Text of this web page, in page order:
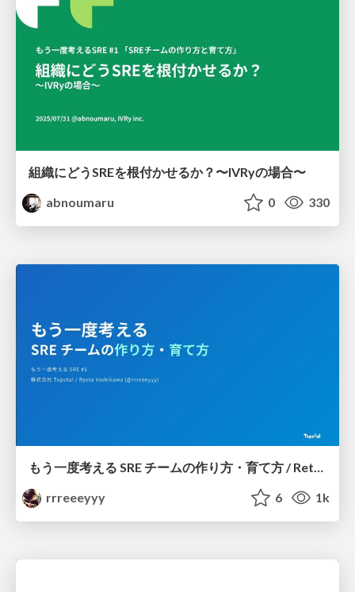
組織にどうSREを根付かせるか？〜IVRyの場合〜
abnoumaru
0 330
もう一度考える SRE チームの作り方・育て方 / Rethinking SRE #1: Building and Growing SRE Teams
rrreeeyyy
6 1k